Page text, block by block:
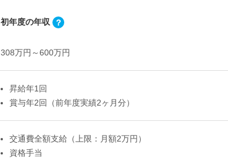
初年度の年収
308万円～600万円
昇給年1回
賞与年2回（前年度実績2ヶ月分）
交通費全額支給（上限：月額2万円）
資格手当